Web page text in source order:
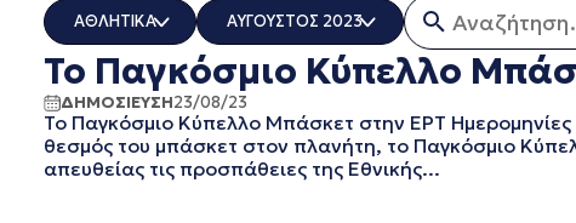
ΑΘΛΗΤΙΚΑ
ΟΛΑ
ERT COSMOS
ERTECHO
ERTFLIX
EUROVISION - EBU
ΑΥΓΟΥΣΤΟΣ 2023
ΟΛΑ
ΔΕΚΕΜΒΡΙΟΣ 2025
ΝΟΕΜΒΡΙΟΣ 2025
ΟΚΤΩΒΡΙΟΣ 2025
ΣΕΠΤΕΜΒΡΙΟΣ 2025
Αναζήτηση
Το Παγκόσμιο Κύπελλο
ΔΗΜΟΣΙΕΥΣΗ23/08/23
Το Παγκόσμιο Κύπελλο Μπάσκετ στην ΕΡΤ
θεσμός του μπάσκετ στον πλανήτη, το Παγκόσμιο
απευθείας τις προσπάθειες της Εθνικής...